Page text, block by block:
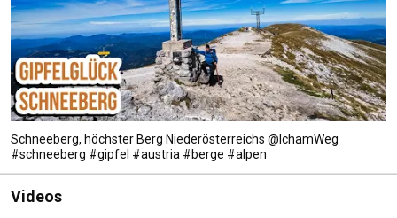
Schneeberg, höchster Berg Niederösterreichs @IchamWeg
#schneeberg #gipfel #austria #berge #alpen
Videos